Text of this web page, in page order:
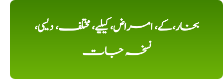
بخار،کے، امراض، کیلیے، مختلف، دیسی،
نسخہ جات